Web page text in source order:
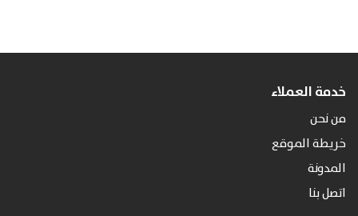
خدمة العملاء
من نحن
خريطة الموقع
المدونة
اتصل بنا